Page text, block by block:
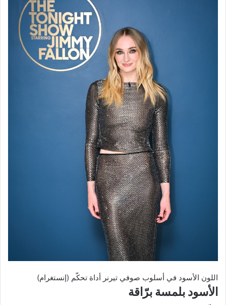
اللون الأسود في أسلوب صوفي تيرنر أداة تحكّم (إنستغرام)
الأسود بلمسة برّاقة